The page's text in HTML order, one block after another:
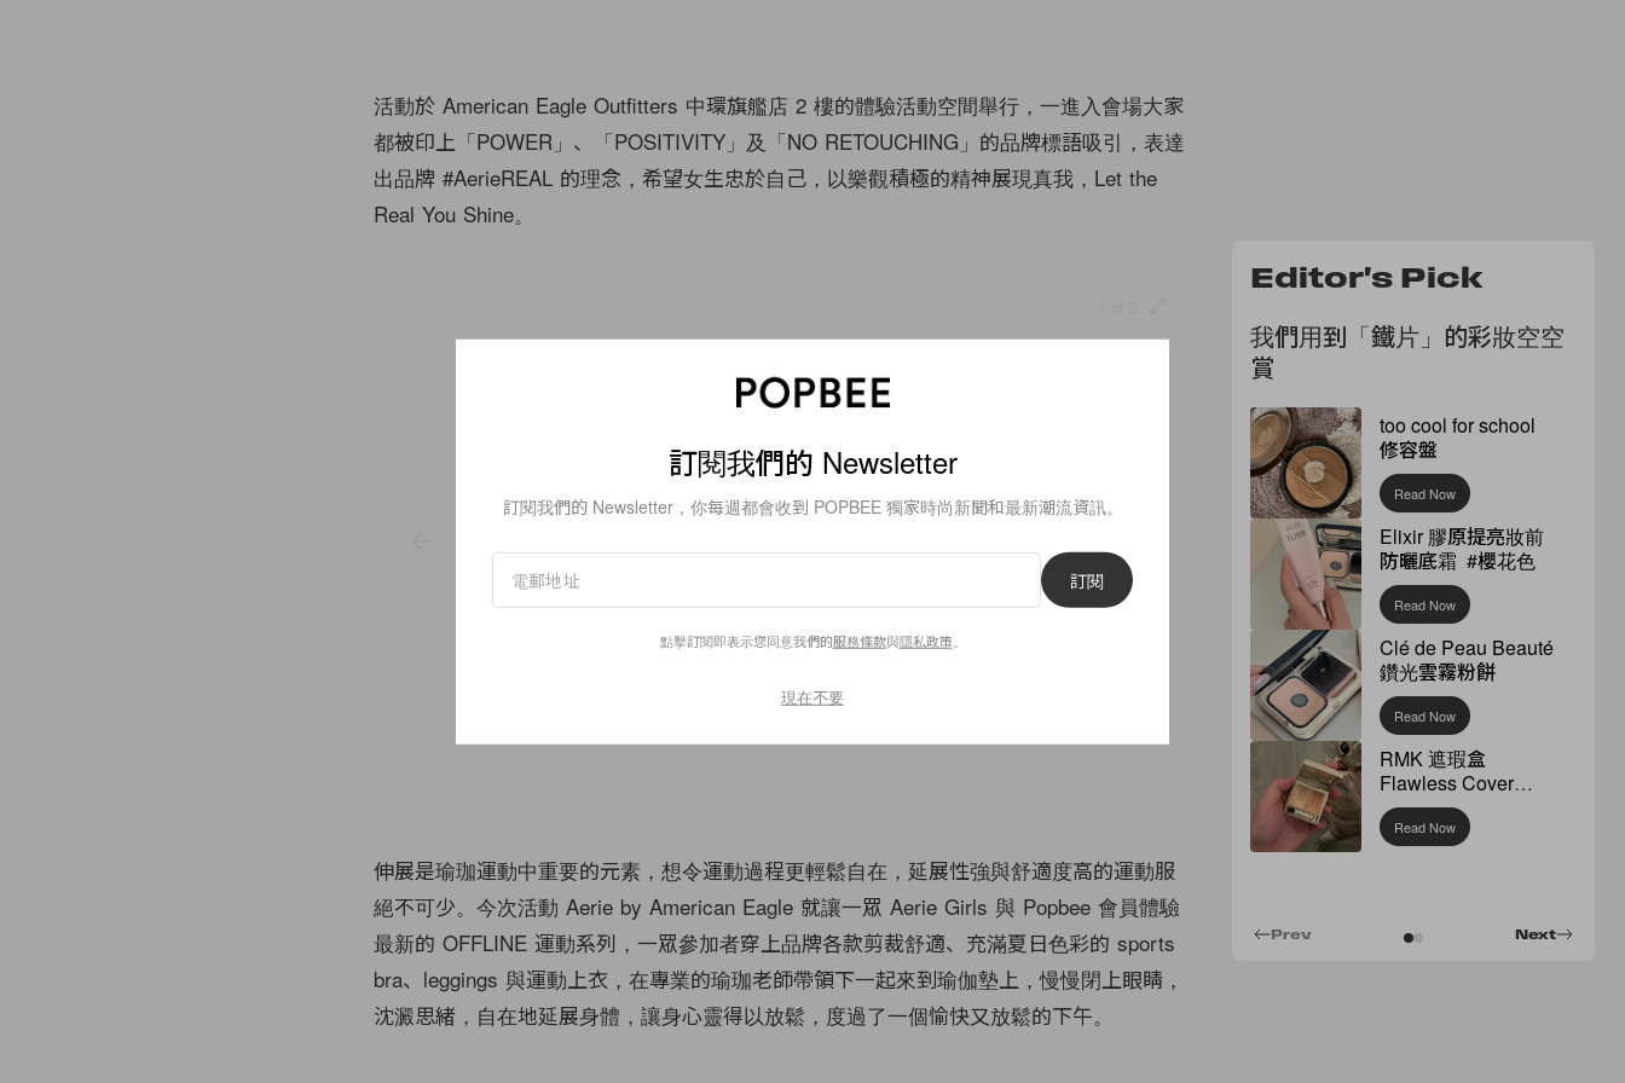
活動於 American Eagle Outfitters 中環旗艦店 2 樓的體驗活動空間舉行，一進入會場大家
都被印上「POWER」、「POSITIVITY」及「NO RETOUCHING」的品牌標語吸引，表達
出品牌 #AerieREAL 的理念，希望女生忠於自己，以樂觀積極的精神展現真我，Let the
Real You Shine。
伸展是瑜珈運動中重要的元素，想令運動過程更輕鬆自在，延展性強與舒適度高的運動服
絕不可少。今次活動 Aerie by American Eagle 就讓一眾 Aerie Girls 與 Popbee 會員體驗
最新的 OFFLINE 運動系列，一眾參加者穿上品牌各款剪裁舒適、充滿夏日色彩的 sports
bra、leggings 與運動上衣，在專業的瑜珈老師帶領下一起來到瑜伽墊上，慢慢閉上眼睛，
沈澱思緒，自在地延展身體，讓身心靈得以放鬆，度過了一個愉快又放鬆的下午。
Editor's Pick
我們用到「鐵片」的彩妝空空
賞
too cool for school
修容盤
Read Now
Elixir 膠原提亮妝前
防曬底霜 #櫻花色
Read Now
Clé de Peau Beauté
鑽光雲霧粉餅
Read Now
RMK 遮瑕盒
Flawless Cover
Concealer
Read Now
Next
Prev
訂閱我們的 Newsletter
訂閱我們的 Newsletter，你每週都會收到 POPBEE 獨家時尚新聞和最新潮流資訊。
訂閱
點擊訂閱即表示您同意我們的服務條款與隱私政策
現在不要